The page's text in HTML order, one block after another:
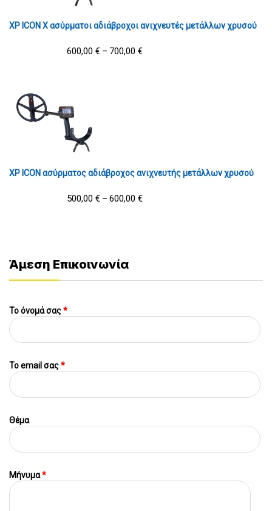
XP ICON X ασύρματοι αδιάβροχοι ανιχνευτές μετάλλων χρυσού
600,00 € – 700,00 €
XP ICON ασύρματος αδιάβροχος ανιχνευτής μετάλλων χρυσού
500,00 € – 600,00 €
Άμεση Επικοινωνία
Το όνομά σας*
To email σας*
Θέμα
Μήνυμα*